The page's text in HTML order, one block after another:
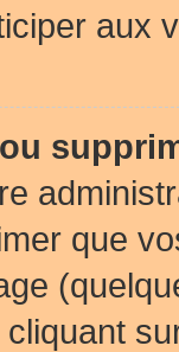
aux
que